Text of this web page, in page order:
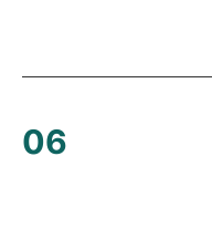
06